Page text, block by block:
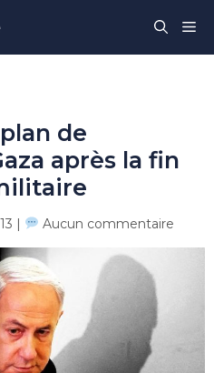
de
après la fin
| Aucun commentaire